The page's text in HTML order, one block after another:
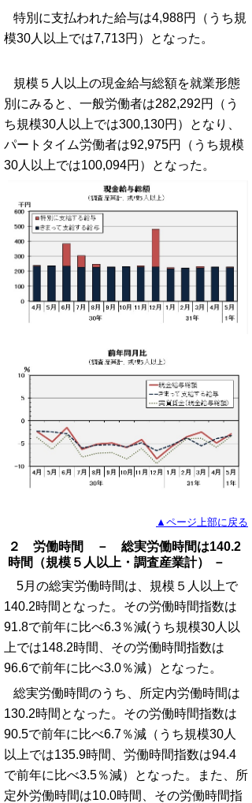
特別に支払われた給与は4,988円（うち規
模30人以上では7,713円）となった。
規模５人以上の現金給与総額を就業形態
別にみると、一般労働者は282,292円（う
ち規模30人以上では300,130円）となり、
パートタイム労働者は92,975円（うち規模
30人以上では100,094円）となった。
▲ページ上部に戻る
２ 労働時間 － 総実労働時間は140.2
時間（規模５人以上・調査産業計） －
5月の総実労働時間は、規模５人以上で
140.2時間となった。その労働時間指数は
91.8で前年に比べ6.3％減(うち規模30人以
上では148.2時間、その労働時間指数は
96.6で前年に比べ3.0％減）となった。
総実労働時間のうち、所定内労働時間は
130.2時間となった。その労働時間指数は
90.5で前年に比べ6.7％減（うち規模30人
以上では135.9時間、労働時間指数は94.4
で前年に比べ3.5％減）となった。また、所
定外労働時間は10.0時間、その労働時間指